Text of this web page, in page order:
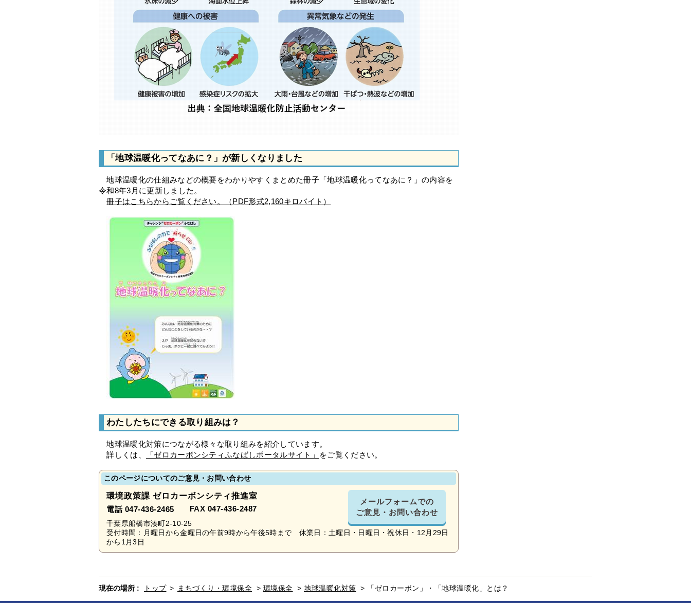
「地球温暖化ってなあに？」が新しくなりました
地球温暖化の仕組みなどの概要をわかりやすくまとめた冊子「地球温暖化ってなあに？」の内容を
令和8年3月に更新しました。
冊子はこちらからご覧ください。（PDF形式2,160キロバイト）
わたしたちにできる取り組みは？
地球温暖化対策につながる様々な取り組みを紹介しています。
詳しくは、
「ゼロカーボンシティふなばしポータルサイト」 をご覧ください。
このページについてのご意見・お問い合わせ
環境政策課 ゼロカーボンシティ推進室
電話 047-436-2465 FAX 047-436-2487
メールフォームでの
ご意見・お問い合わせ
千葉県船橋市湊町2-10-25
受付時間：月曜日から金曜日の午前9時から午後5時まで 休業日：土曜日・日曜日・祝休日・12月29日
から1月3日
現在の場所 : トップ > まちづくり・環境保全 > 環境保全 > 地球温暖化対策 > 「ゼロカーボン」・「地球温暖化」とは？